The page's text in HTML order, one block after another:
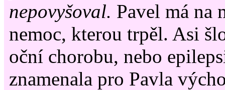
nepovyšoval. Pavel má na
nemoc, kterou trpěl. Asi
oční chorobu, nebo
znamenala pro Pavla